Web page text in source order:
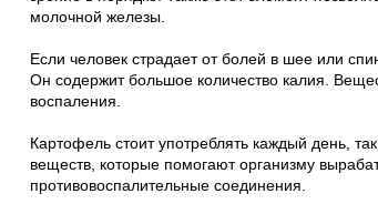
молочной железы.
Если человек страдает от болей в шее или
Он содержит большое количество калия.
воспаления.
Картофель стоит употреблять каждый день,
веществ, которые помогают организму
противовоспалительные соединения.